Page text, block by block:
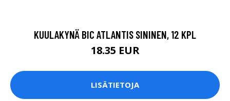
KUULAKYNÄ BIC ATLANTIS SININEN, 12 KPL
18.35 EUR
LISÄTIETOJA